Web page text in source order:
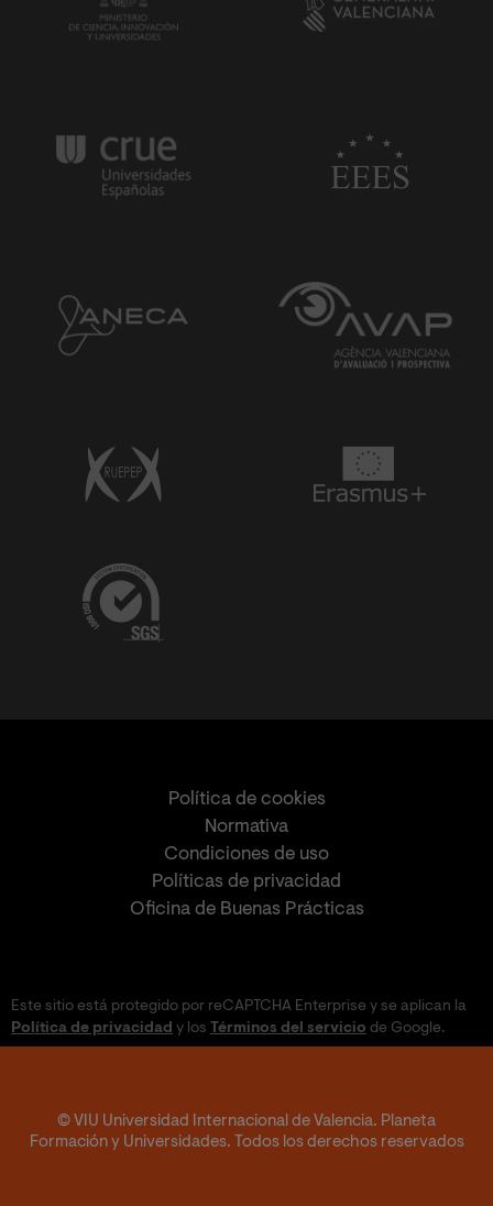
Política de cookies
Normativa
Condiciones de uso
Políticas de privacidad
Oficina de Buenas Prácticas
Este sitio está protegido por reCAPTCHA Enterprise y se aplican la
Política de privacidad y los Términos del servicio de Google.
© VIU Universidad Internacional de Valencia. Planeta
Formación y Universidades. Todos los derechos reservados